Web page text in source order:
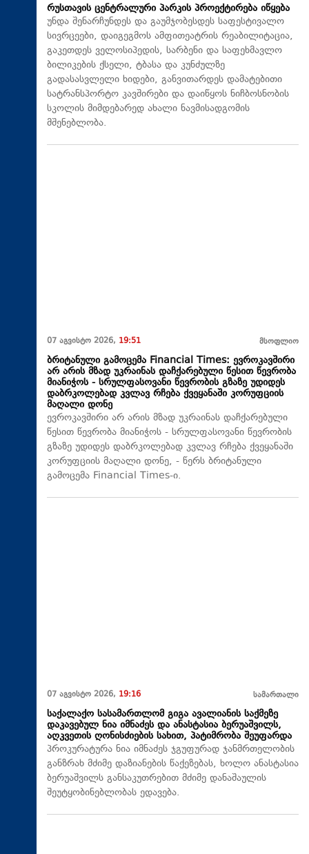
რუსთავის ცენტრალური პარკის პროექტირება იწყება
უნდა შენარჩუნდეს და გაუმჯობესდეს საფესტივალო
სივრცეები, დაიგეგმოს ამფითეატრის რეაბილიტაცია,
გაკეთდეს ველოსიპედის, სარბენი და საფეხმავლო
ბილიკების ქსელი, ტბასა და კუნძულზე
გადასასვლელი ხიდები, განვითარდეს დამატებითი
სატრანსპორტო კავშირები და დაიწყოს ნიჩბოსნობის
სკოლის მიმდებარედ ახალი ნავმისადგომის
მშენებლობა.
07 აგვისტო 2026, 19:51 მსოფლიო
ბრიტანული გამოცემა Financial Times: ევროკავშირი
არ არის მზად უკრაინას დაჩქარებული წესით წევრობა
მიანიჭოს - სრულფასოვანი წევრობის გზაზე უდიდეს
დაბრკოლებად კვლავ რჩება ქვეყანაში კორუფციის
მაღალი დონე
ევროკავშირი არ არის მზად უკრაინას დაჩქარებული
წესით წევრობა მიანიჭოს - სრულფასოვანი წევრობის
გზაზე უდიდეს დაბრკოლებად კვლავ რჩება ქვეყანაში
კორუფციის მაღალი დონე, - წერს ბრიტანული
გამოცემა Financial Times-ი.
07 აგვისტო 2026, 19:16 სამართალი
საქალაქო სასამართლომ გიგა ავალიანის საქმეზე
დაკავებულ ნია იმნაძეს და ანასტასია ბერუაშვილს,
აღკვეთის ღონისძიების სახით, პატიმრობა შეუფარდა
პროკურატურა ნია იმნაძეს ჯგუფურად ჯანმრთელობის
განზრახ მძიმე დაზიანების წაქეზებას, ხოლო ანასტასია
ბერუაშვილს განსაკუთრებით მძიმე დანაშაულის
შეუტყობინებლობას ედავება.